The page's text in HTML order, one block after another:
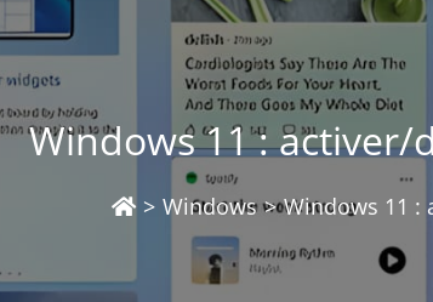
Windows 11 : activer/
> Windows > Windows 11 :